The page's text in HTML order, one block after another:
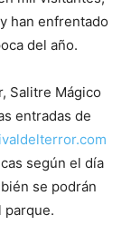
han enfrentado
del año.
Salitre Mágico
entradas de
según el día
se podrán
parque.